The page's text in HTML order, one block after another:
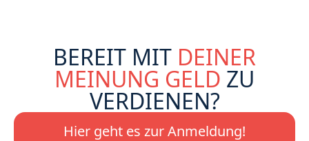
BEREIT MIT DEINER
MEINUNG GELD ZU
VERDIENEN?
Hier geht es zur Anmeldung!